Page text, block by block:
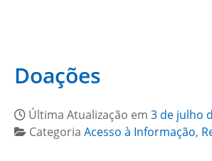
Doações
Última Atualização em 3 de julho
Categoria Acesso à Informação,